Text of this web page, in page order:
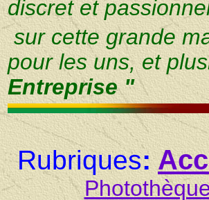
discret et
sur cette grande
pour les uns, et
Entreprise "
Rubriques: